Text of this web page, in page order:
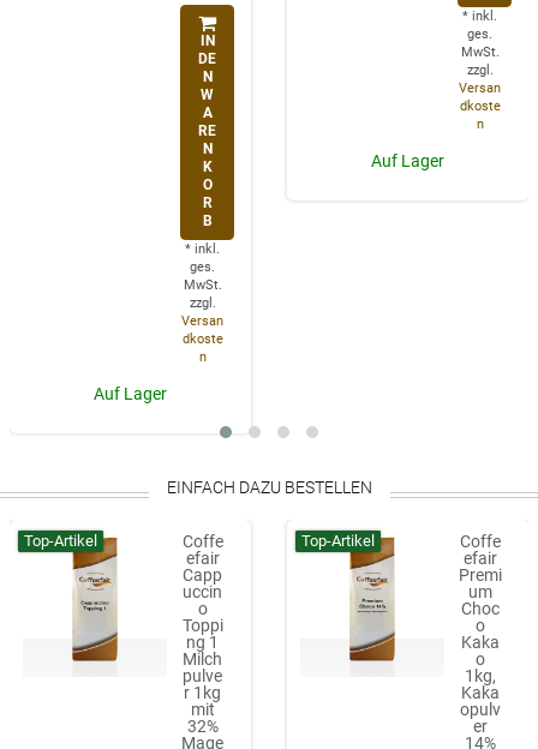
IN
DE
N
W
A
RE
N
K
O
R
B
* inkl.
ges.
MwSt.
zzgl.
Versan
dkoste
n
Auf Lager
* inkl.
ges.
MwSt.
zzgl.
Versan
dkoste
n
Auf Lager
EINFACH DAZU BESTELLEN
Top-Artikel
Coffe
efair
Capp
uccin
o
Toppi
ng 1
Milch
pulve
r 1kg
mit
32%
Mage
Top-Artikel
Coffe
efair
Premi
um
Choc
o
Kaka
o
1kg,
Kaka
opulv
er
14%